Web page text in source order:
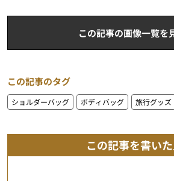
この記事の画像一覧を
この記事のタグ
ショルダーバッグ ボディバッグ 旅行グッズ
この記事を書い